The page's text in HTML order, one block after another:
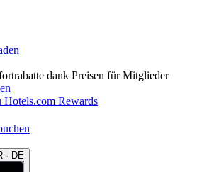
dank Preisen für Mitglieder
Hotels.com Rewards
· DE